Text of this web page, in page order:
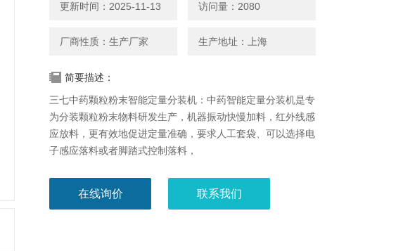
更新时间：2025-11-13 访问量：2080
厂商性质：生产厂家 生产地址：上海
简要描述：
三七中药颗粒粉末智能定量分装机：中药智能定量分装机​是专
为分装颗粒粉末物料研发生产，机器振动快慢加料，红外线感
应放料，更有效地促进定量准确，要求人工套袋、可以选择电
子感应落料或者脚踏式控制落料，
在线询价 联系我们